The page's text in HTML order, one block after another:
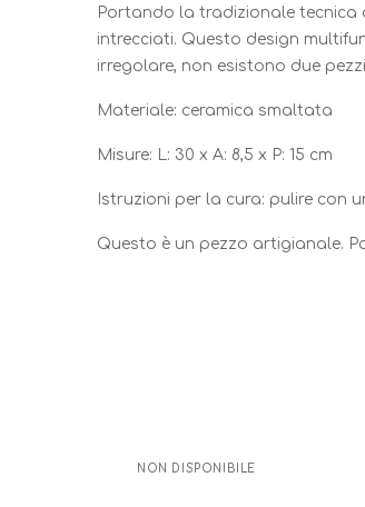
Portando la tradizionale tecnica
intrecciati. Questo design
irregolare, non esistono due
Materiale: ceramica smaltata
Misure: L: 30 x A: 8,5 x P: 15 cm
Istruzioni per la cura: pulire con
Questo è un pezzo artigianale.
NON DISPONIBILE